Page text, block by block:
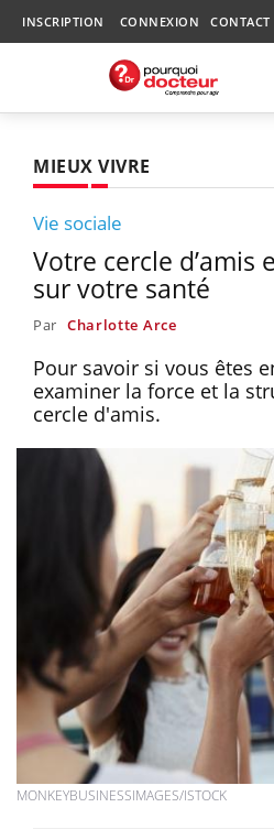
INSCRIPTION CONNEXION CONTACT
MIEUX VIVRE
Vie sociale
Votre cercle d’amis
sur votre santé
Par Charlotte Arce
Pour savoir si vous êtes
examiner la force et la
cercle d'amis.
MONKEYBUSINESSIMAGES/ISTOCK